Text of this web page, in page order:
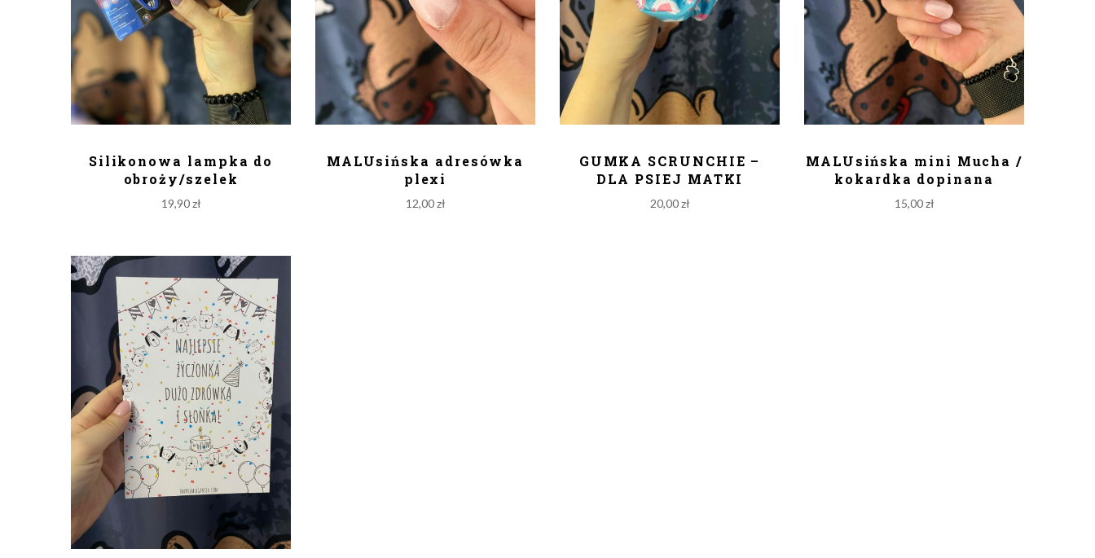
Silikonowa lampka do
obroży/szelek
19,90zł
MALUsińska adresówka
plexi
12,00zł
GUMKA SCRUNCHIE –
DLA PSIEJ MATKI
20,00zł
MALUsińska mini Mucha /
kokardka dopinana
15,00zł